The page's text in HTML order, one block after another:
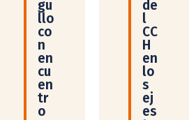
gu
llo
co
n
en
cu
en
tr
o
de
l
CC
H
en
lo
s
ej
es